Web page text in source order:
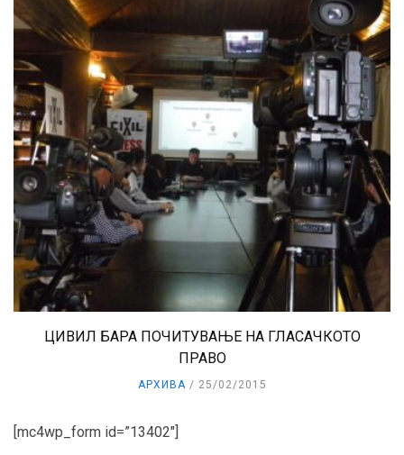
ЦИВИЛ БАРА ПОЧИТУВАЊЕ НА ГЛАСАЧКОТО
ПРАВО
АРХИВА 25/02/2015
[mc4wp_form id=”13402″]